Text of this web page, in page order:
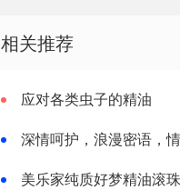
相关推荐
应对各类虫子的精油
深情呵护，浪漫密语，
美乐家纯质好梦精油滚珠